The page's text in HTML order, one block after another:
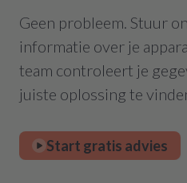
Geen probleem. Stuur
informatie over je
team controleert je
juiste oplossing te
Start gratis advies